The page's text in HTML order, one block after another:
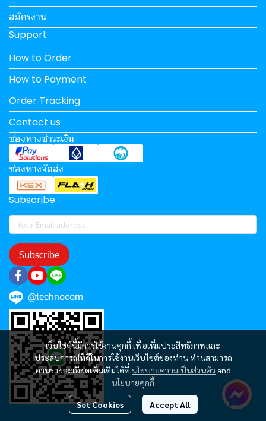
เว็บไซต์นี้มีการใช้งานคุกกี้ เพื่อเพิ่มประสิทธิภาพและ
ประสบการณ์ที่ดีในการใช้งานเว็บไซต์ของท่าน ท่านสามารถ
อ่านรายละเอียดเพิ่มเติมได้ที่ นโยบายความเป็นส่วนตัว and
นโยบายคุกกี้
Set Cookies Accept All
สมัครงาน
Support
How to Order
How to Payment
Order Tracking
Contact us
ช่องทางชำระเงิน
ช่องทางจัดส่ง
Subscribe
Subscribe
@technocom